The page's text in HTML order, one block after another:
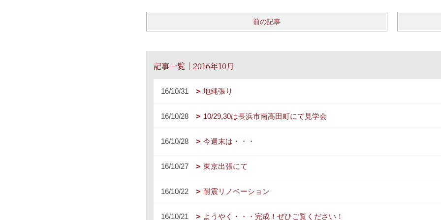
前の記事
記事一覧｜2016年10月
16/10/31 地縄張り
16/10/28 10/29,30は長浜市南高田町にて見学会
16/10/28 今週末は・・・
16/10/27 東京出張にて
16/10/22 耐震リノベーション
16/10/21 ようやく・・・完成！ぜひご覧ください！